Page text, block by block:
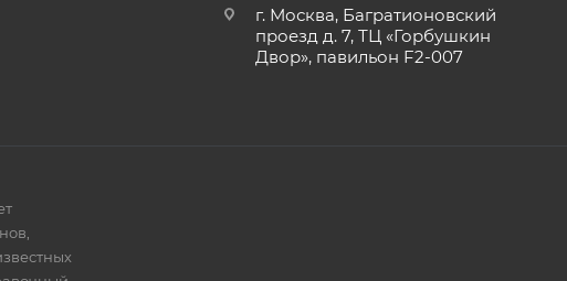
г. Москва, Багратионовский
проезд д. 7, ТЦ «Горбушкин
Двор», павильон F2-007